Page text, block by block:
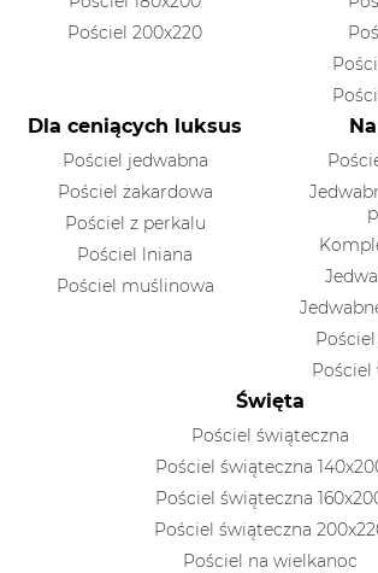
Pościel 200x220
Dla ceniących luksus
Pościel jedwabna
Pościel żakardowa
Pościel z perkalu
Pościel lniana
Pościel muślinowa
Pościel
Święta
Pościel świąteczna
Pościel świąteczna
Pościel świąteczna
Pościel świąteczna
Pościel na wielkanoc